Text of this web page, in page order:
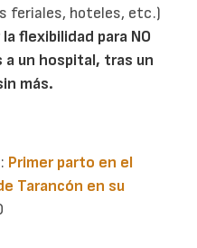
feriales, hoteles, etc.)
flexibilidad para NO
a un hospital, tras un
más.
Primer parto en el
Tarancón en su